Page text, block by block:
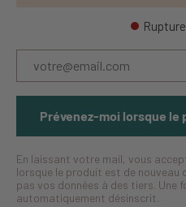
Prévenez-moi lorsque
En laissant votre mail, vous
lorsque le produit est de nouveau
pas vos données à des tiers. Une
automatiquement désinscrit.